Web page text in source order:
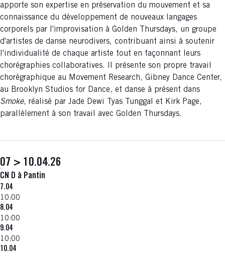
apporte son expertise en préservation du mouvement et sa
connaissance du développement de nouveaux langages
corporels par l'improvisation à Golden Thursdays, un groupe
d'artistes de danse neurodivers, contribuant ainsi à soutenir
l'individualité de chaque artiste tout en façonnant leurs
chorégraphies collaboratives. Il présente son propre travail
chorégraphique au Movement Research, Gibney Dance Center,
au Brooklyn Studios for Dance, et danse à présent dans
Smoke, réalisé par Jade Dewi Tyas Tunggal et Kirk Page,
parallèlement à son travail avec Golden Thursdays.
07 > 10.04.26
CN D à Pantin
7.04
10:00
8.04
10:00
9.04
10:00
10.04